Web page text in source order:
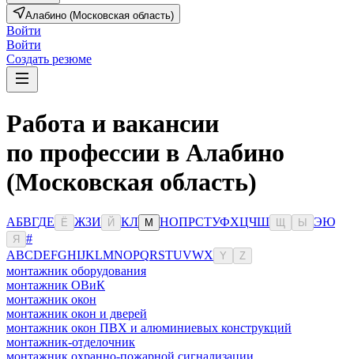
Алабино (Московская область)
Войти
Войти
Создать резюме
Работа и вакансии
по профессии в Алабино
(Московская область)
АБВГДЕ Ё ЖЗИ Й КЛ М НОПРСТУФХЦЧШ Ы ЭЮ
Я
#
ABCDEFGHIJKLMNOPQRSTUVWX Y Z
монтажник оборудования
монтажник ОВиК
монтажник окон
монтажник окон и дверей
монтажник окон ПВХ и алюминиевых конструкций
монтажник-отделочник
монтажник охранно-пожарной сигнализации